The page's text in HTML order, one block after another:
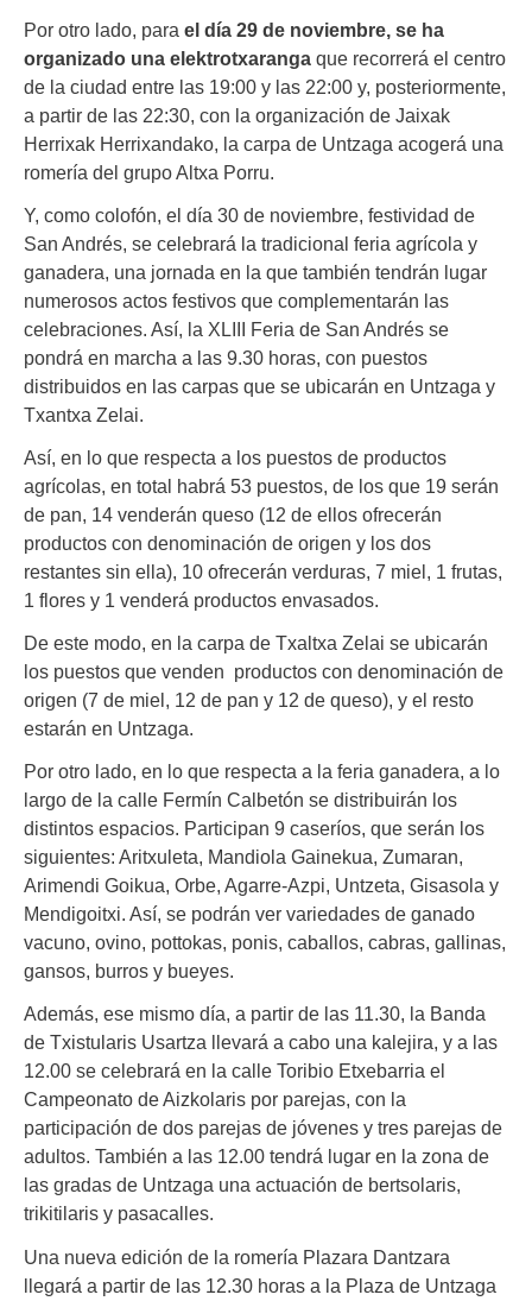
Por otro lado, para el día 29 de noviembre, se ha
organizado una elektrotxaranga que recorrerá el centro
de la ciudad entre las 19:00 y las 22:00 y, posteriormente,
a partir de las 22:30, con la organización de Jaixak
Herrixak Herrixandako, la carpa de Untzaga acogerá una
romería del grupo Altxa Porru.
Y, como colofón, el día 30 de noviembre, festividad de
San Andrés, se celebrará la tradicional feria agrícola y
ganadera, una jornada en la que también tendrán lugar
numerosos actos festivos que complementarán las
celebraciones. Así, la XLIII Feria de San Andrés se
pondrá en marcha a las 9.30 horas, con puestos
distribuidos en las carpas que se ubicarán en Untzaga y
Txantxa Zelai.
Así, en lo que respecta a los puestos de productos
agrícolas, en total habrá 53 puestos, de los que 19 serán
de pan, 14 venderán queso (12 de ellos ofrecerán
productos con denominación de origen y los dos
restantes sin ella), 10 ofrecerán verduras, 7 miel, 1 frutas,
1 flores y 1 venderá productos envasados.
De este modo, en la carpa de Txaltxa Zelai se ubicarán
los puestos que venden productos con denominación de
origen (7 de miel, 12 de pan y 12 de queso), y el resto
estarán en Untzaga.
Por otro lado, en lo que respecta a la feria ganadera, a lo
largo de la calle Fermín Calbetón se distribuirán los
distintos espacios. Participan 9 caseríos, que serán los
siguientes: Aritxuleta, Mandiola Gainekua, Zumaran,
Arimendi Goikua, Orbe, Agarre-Azpi, Untzeta, Gisasola y
Mendigoitxi. Así, se podrán ver variedades de ganado
vacuno, ovino, pottokas, ponis, caballos, cabras, gallinas,
gansos, burros y bueyes.
Además, ese mismo día, a partir de las 11.30, la Banda
de Txistularis Usartza llevará a cabo una kalejira, y a las
12.00 se celebrará en la calle Toribio Etxebarria el
Campeonato de Aizkolaris por parejas, con la
participación de dos parejas de jóvenes y tres parejas de
adultos. También a las 12.00 tendrá lugar en la zona de
las gradas de Untzaga una actuación de bertsolaris,
trikitilaris y pasacalles.
Una nueva edición de la romería Plazara Dantzara
llegará a partir de las 12.30 horas a la Plaza de Untzaga